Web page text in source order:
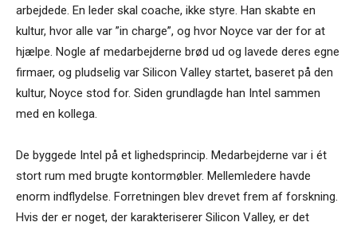
arbejdede. En leder skal coache, ikke styre. Han skabte en
kultur, hvor alle var ”in charge”, og hvor Noyce var der for at
hjælpe. Nogle af medarbejderne brød ud og lavede deres egne
firmaer, og pludselig var Silicon Valley startet, baseret på den
kultur, Noyce stod for. Siden grundlagde han Intel sammen
med en kollega.
De byggede Intel på et lighedsprincip. Medarbejderne var i ét
stort rum med brugte kontormøbler. Mellemledere havde
enorm indflydelse. Forretningen blev drevet frem af forskning.
Hvis der er noget, der karakteriserer Silicon Valley, er det